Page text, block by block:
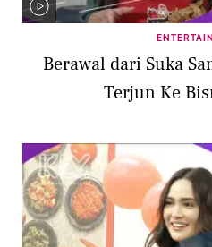
Berawal dari Suka
Terjun Ke